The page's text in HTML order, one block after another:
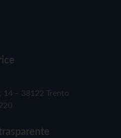
14 – 38122 Trento